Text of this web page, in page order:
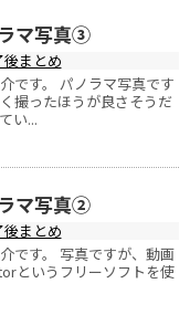
マ写真③
まとめ
です。 パノラマ写真です
撮ったほうが良さそうだ
い...
マ写真②
まとめ
です。 写真ですが、動画
というフリーソフトを使